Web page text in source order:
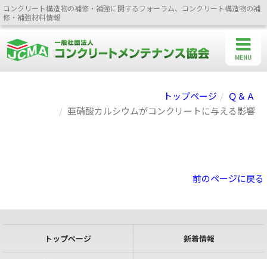
コンクリート構造物の補修・補強に関するフォーラム、コンクリート構造物の補
修・補強材料情報
トップページ
Ｑ＆Ａ
亜硝酸カルシウムがコンクリートに与える影響
前のページに戻る
トップページ 新着情報
MENU